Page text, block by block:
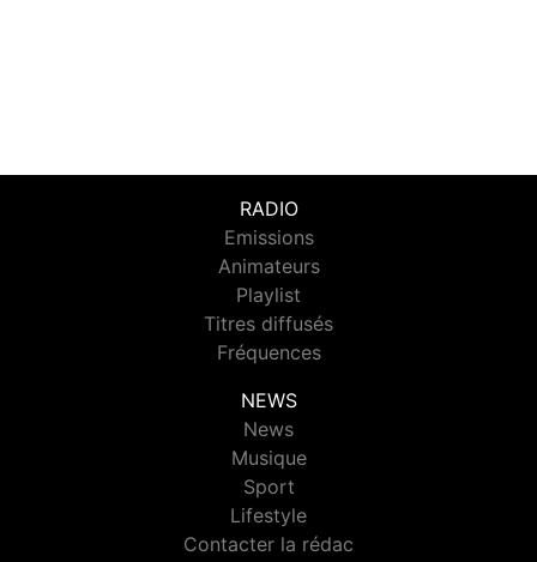
RADIO
Emissions
Animateurs
Playlist
Titres diffusés
Fréquences
NEWS
News
Musique
Sport
Lifestyle
Contacter la rédac